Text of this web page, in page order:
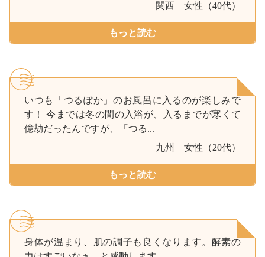
関西
女性（40代）
もっと読む
いつも「つるぽか」のお風呂に入るのが楽しみで
す！ 今までは冬の間の入浴が、入るまでが寒くて
億劫だったんですが、「つる...
九州
女性（20代）
もっと読む
身体が温まり、肌の調子も良くなります。酵素の